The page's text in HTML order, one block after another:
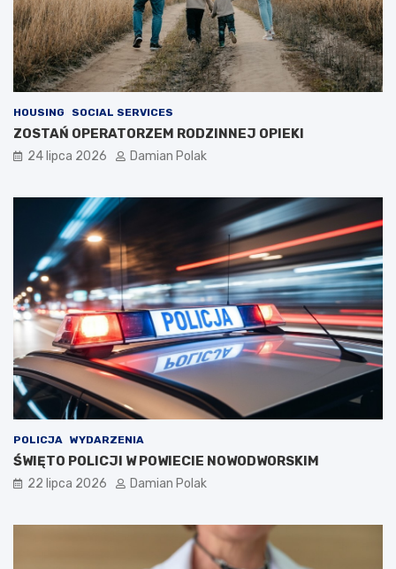
HOUSING SOCIAL SERVICES
ZOSTAŃ OPERATORZEM RODZINNEJ OPIEKI
24 lipca 2026 Damian Polak
POLICJA WYDARZENIA
ŚWIĘTO POLICJI W POWIECIE NOWODWORSKIM
22 lipca 2026 Damian Polak